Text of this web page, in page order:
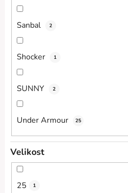
Sanbal 2
Shocker 1
SUNNY 2
Under Armour 25
Velikost
25 1